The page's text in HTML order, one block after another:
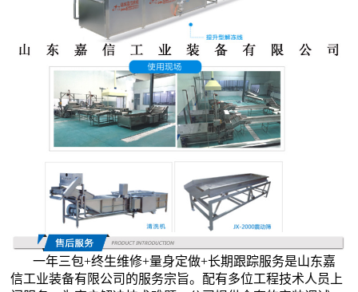
一年三包+终生维修+量身定做+长期跟踪服务是山东嘉
信工业装备有限公司的服务宗旨。配有多位工程技术人员上